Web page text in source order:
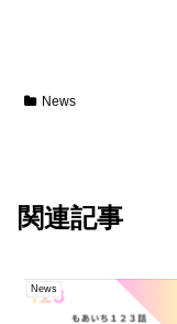
News
関連記事
News